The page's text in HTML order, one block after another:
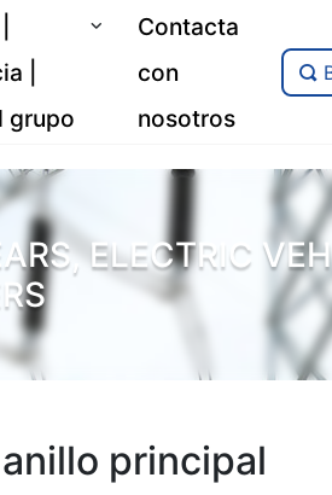
|
grupo
Contacta
con
nosotros
ELECTRIC
principal